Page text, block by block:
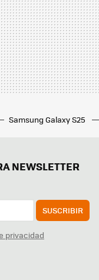
Samsung Galaxy S25
NEWSLETTER
SUSCRIBIR
privacidad